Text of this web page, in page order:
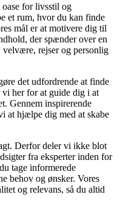
for livsstil og
et rum, hvor du kan finde
mål er at motivere dig til
der spænder over en
velvære, rejser og personlig
det udfordrende at finde
her for at guide dig i at
Gennem inspirerende
at hjælpe dig med at skabe
Derfor deler vi ikke blot
fra eksperter inden for
tage informerede
behov og ønsker. Vores
og relevans, så du altid